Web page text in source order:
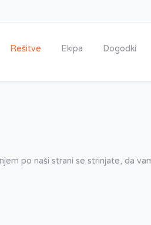
Rešitve Ekipa Dogodki
po naši strani se strinjate, da